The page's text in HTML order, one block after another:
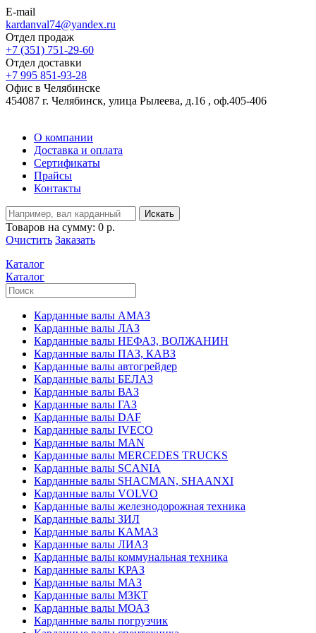
E-mail
kardanval74@yandex.ru
Отдел продаж
+7 (351) 751-29-60
Отдел доставки
+7 995 851-93-28
Офис в Челябинске
454087 г. Челябинск, улица Рылеева, д.16 , оф.405-406
О компании
Доставка и оплата
Сертификаты
Прайсы
Контакты
Искать
Товаров на сумму: 0 р.
Очистить Заказать
Каталог
Каталог
Карданные валы АМАЗ
Карданные валы ЛАЗ
Карданные валы НЕФАЗ, ВОЛЖАНИН
Карданные валы ПАЗ, КАВЗ
Карданные валы автогрейдер
Карданные валы БЕЛАЗ
Карданные валы ВАЗ
Карданные валы ГАЗ
Карданные валы DAF
Карданные валы IVECO
Карданные валы MAN
Карданные валы MERCEDES TRUCKS
Карданные валы SCANIA
Карданные валы SHACMAN, SHAANXI
Карданные валы VOLVO
Карданные валы железнодорожная техника
Карданные валы ЗИЛ
Карданные валы КАМАЗ
Карданные валы ЛИАЗ
Карданные валы коммунальная техника
Карданные валы КРАЗ
Карданные валы МАЗ
Карданные валы МЗКТ
Карданные валы МОАЗ
Карданные валы погрузчик